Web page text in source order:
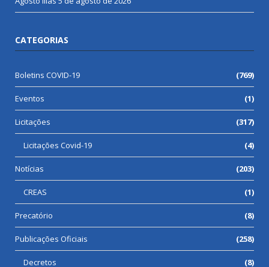
CATEGORIAS
Boletins COVID-19 (769)
Eventos (1)
Licitações (317)
Licitações Covid-19 (4)
Notícias (203)
CREAS (1)
Precatório (8)
Publicações Oficiais (258)
Decretos (8)